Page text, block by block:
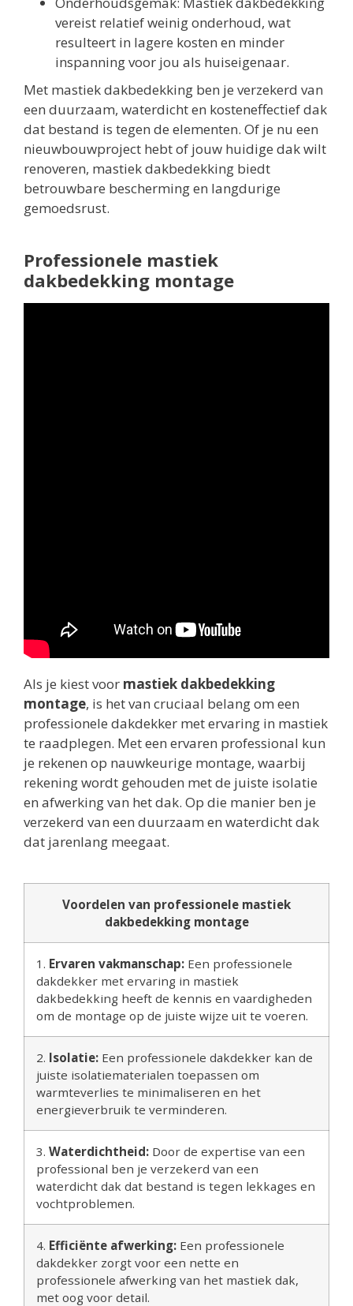
vereist relatief weinig onderhoud, wat
resulteert in lagere kosten en minder
inspanning voor jou als huiseigenaar.
Met mastiek dakbedekking ben je verzekerd van
een duurzaam, waterdicht en kosteneffectief dak
dat bestand is tegen de elementen. Of je nu een
nieuwbouwproject hebt of jouw huidige dak wilt
renoveren, mastiek dakbedekking biedt
betrouwbare bescherming en langdurige
gemoedsrust.
Professionele mastiek
dakbedekking montage
Als je kiest voor mastiek dakbedekking
montage, is het van cruciaal belang om een
professionele dakdekker met ervaring in mastiek
te raadplegen. Met een ervaren professional kun
je rekenen op nauwkeurige montage, waarbij
rekening wordt gehouden met de juiste isolatie
en afwerking van het dak. Op die manier ben je
verzekerd van een duurzaam en waterdicht dak
dat jarenlang meegaat.
Voordelen van professionele mastiek
dakbedekking montage
1. Ervaren vakmanschap: Een professionele
dakdekker met ervaring in mastiek
dakbedekking heeft de kennis en vaardigheden
om de montage op de juiste wijze uit te voeren.
2. Isolatie: Een professionele dakdekker kan de
juiste isolatiematerialen toepassen om
warmteverlies te minimaliseren en het
energieverbruik te verminderen.
3. Waterdichtheid: Door de expertise van een
professional ben je verzekerd van een
waterdicht dak dat bestand is tegen lekkages en
vochtproblemen.
4. Efficiënte afwerking: Een professionele
dakdekker zorgt voor een nette en
professionele afwerking van het mastiek dak,
met oog voor detail.